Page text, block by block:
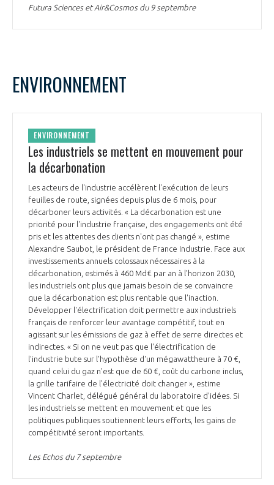
Futura Sciences et Air&Cosmos du 9 septembre
ENVIRONNEMENT
ENVIRONNEMENT
Les industriels se mettent en mouvement pour
la décarbonation
Les acteurs de l'industrie accélèrent l'exécution de leurs
feuilles de route, signées depuis plus de 6 mois, pour
décarboner leurs activités. « La décarbonation est une
priorité pour l'industrie française, des engagements ont été
pris et les attentes des clients n'ont pas changé », estime
Alexandre Saubot, le président de France Industrie. Face aux
investissements annuels colossaux nécessaires à la
décarbonation, estimés à 460 Md€ par an à l'horizon 2030,
les industriels ont plus que jamais besoin de se convaincre
que la décarbonation est plus rentable que l'inaction.
Développer l'électrification doit permettre aux industriels
français de renforcer leur avantage compétitif, tout en
agissant sur les émissions de gaz à effet de serre directes et
indirectes. « Si on ne veut pas que l'électrification de
l'industrie bute sur l'hypothèse d'un mégawattheure à 70 €,
quand celui du gaz n'est que de 60 €, coût du carbone inclus,
la grille tarifaire de l'électricité doit changer », estime
Vincent Charlet, délégué général du laboratoire d'idées. Si
les industriels se mettent en mouvement et que les
politiques publiques soutiennent leurs efforts, les gains de
compétitivité seront importants.
Les Echos du 7 septembre